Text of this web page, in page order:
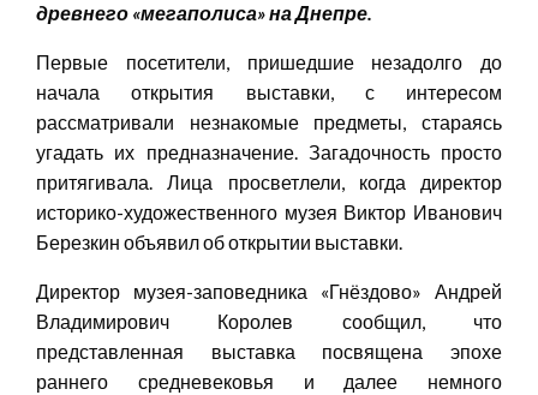
древнего «мегаполиса» на Днепре.
Первые посетители, пришедшие незадолго до
начала открытия выставки, с интересом
рассматривали незнакомые предметы, стараясь
угадать их предназначение. Загадочность просто
притягивала. Лица просветлели, когда директор
историко-художественного музея Виктор Иванович
Березкин объявил об открытии выставки.
Директор музея-заповедника «Гнёздово» Андрей
Владимирович Королев сообщил, что
представленная выставка посвящена эпохе
раннего средневековья и далее немного